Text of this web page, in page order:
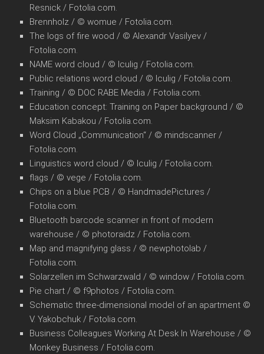
Resnick / Fotolia.com.
Brennholz / © womue / Fotolia.com.
The logs of fire wood / © Alexandr Vasilyev /
Fotolia.com.
NAME word cloud / © lculig / Fotolia.com.
Public relations word cloud / © lculig / Fotolia.com.
Training / © DOC RABE Media / Fotolia.com.
Education concept: Training on Paper background / ©
Maksim Kabakou / Fotolia.com.
Word Cloud „Communication“ / © mindscanner /
Fotolia.com.
Linguistics word cloud / © lculig / Fotolia.com.
flags / © vege / Fotolia.com.
Chips on a blue PCB / © HandmadePictures /
Fotolia.com.
Bluetooth barcode scanner in front of modern
warehouse / © photoraidz / Fotolia.com.
Map and magnifying glass / © newphotolab /
Fotolia.com.
Solarzellen im Schwarzwald / © window / Fotolia.com.
Pie chart / © f9photos / Fotolia.com.
Schematic three-dimensional model of an apartment ©
V. Yakobchuk / Fotolia.com.
Business Colleagues Working At Desk In Warehouse / ©
Monkey Business / Fotolia.com.